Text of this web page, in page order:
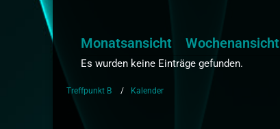
Monatsansicht Wochenansicht
Es wurden keine Einträge gefunden.
Treffpunkt B Kalender